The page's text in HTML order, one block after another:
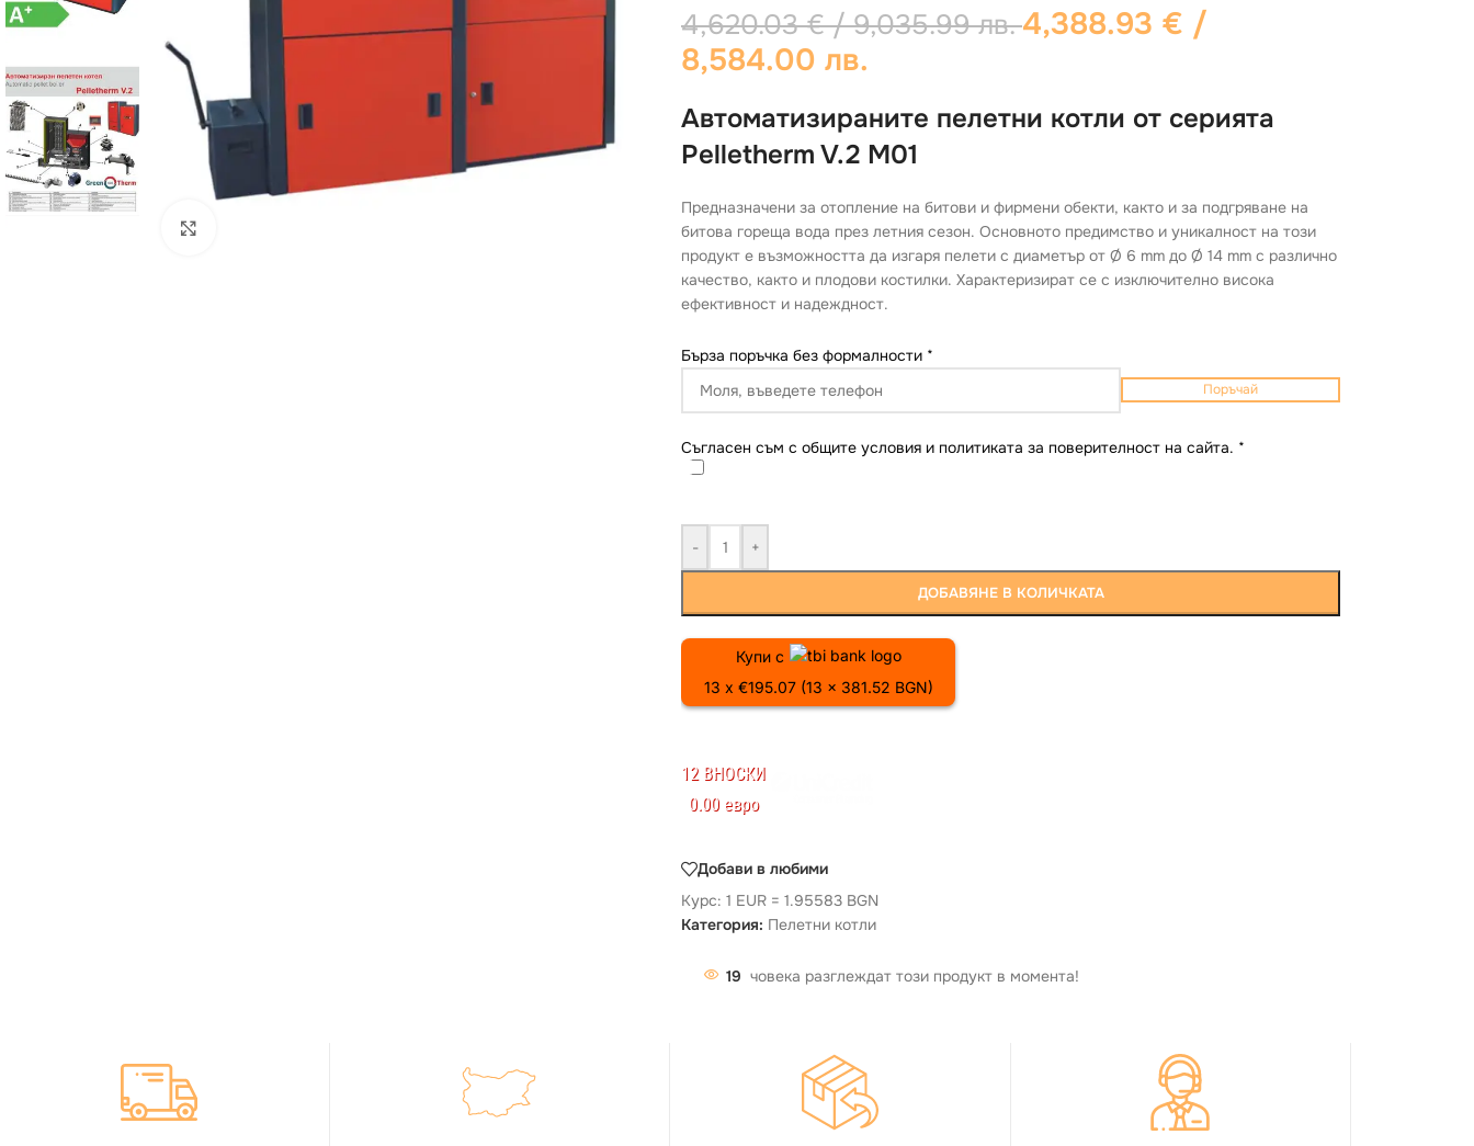
4,620.03€/ 9,035.99 лв.4,388.93 € /
8,584.00 лв.
Автоматизираните пелетни котли от серията
Pelletherm V.2 M01
Предназначени за отопление на битови и фирмени обекти, както и за подгряване на
битова гореща вода през летния сезон. Основното предимство и уникалност на този
продукт е възможността да изгаря пелети с диаметър от Ø 6 mm до Ø 14 mm с различно
качество, както и плодови костилки. Характеризират се с изключително висока
ефективност и надеждност.
Бърза поръчка без формалности *
Поръчай
Съгласен съм с общите условия и политиката за поверителност на сайта. *
- +
ДОБАВЯНЕ В КОЛИЧКАТА
Купи с
13 x €195.07 (13 x 381.52 BGN)
12 ВНОСКИ
0.00 евро
Добави в любими
Курс: 1 EUR = 1.95583 BGN
Категория: Пелетни котли
19 човека разглеждат този продукт в момента!